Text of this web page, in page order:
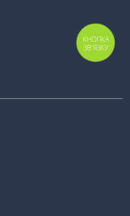
КНОПКА
ЗВ'ЯЗКУ